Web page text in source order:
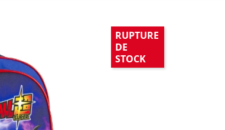
RUPTURE
DE
STOCK